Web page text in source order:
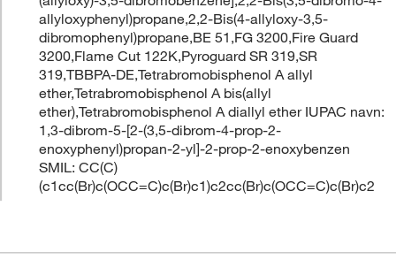
allyloxyphenyl)propane,2,2-Bis(4-allyloxy-3,5-
dibromophenyl)propane,BE 51,FG 3200,Fire Guard
3200,Flame Cut 122K,Pyroguard SR 319,SR
319,TBBPA-DE,Tetrabromobisphenol A allyl
ether,Tetrabromobisphenol A bis(allyl
ether),Tetrabromobisphenol A diallyl ether IUPAC navn:
1,3-dibrom-5-[2-(3,5-dibrom-4-prop-2-
enoxyphenyl)propan-2-yl]-2-prop-2-enoxybenzen
SMIL: CC(C)
(c1cc(Br)c(OCC=C)c(Br)c1)c2cc(Br)c(OCC=C)c(Br)c2